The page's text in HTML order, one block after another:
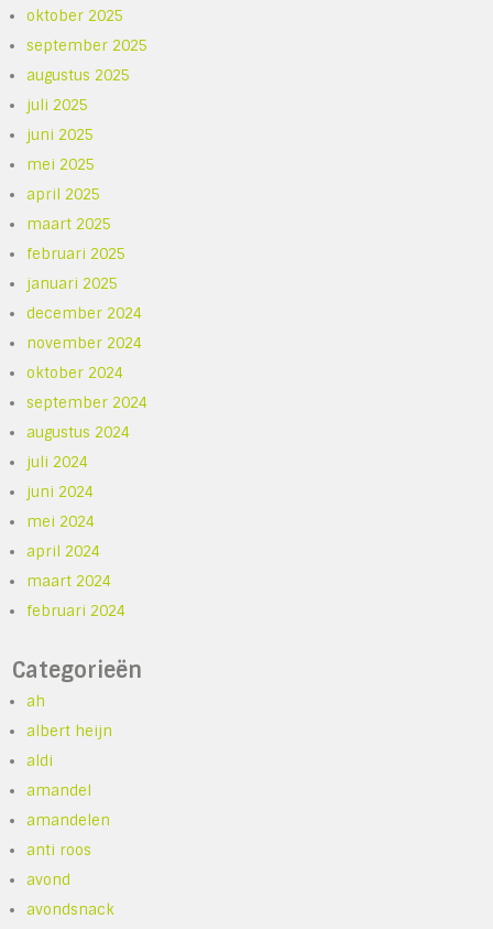
oktober 2025
september 2025
augustus 2025
juli 2025
juni 2025
mei 2025
april 2025
maart 2025
februari 2025
januari 2025
december 2024
november 2024
oktober 2024
september 2024
augustus 2024
juli 2024
juni 2024
mei 2024
april 2024
maart 2024
februari 2024
Categorieën
ah
albert heijn
aldi
amandel
amandelen
anti roos
avond
avondsnack